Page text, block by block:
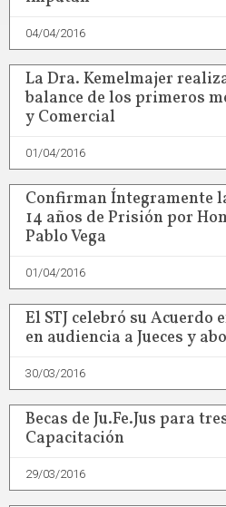
04/04/2016
La Dra. Kemelmajer
balance de los primeros
y Comercial
01/04/2016
Confirman Íntegramente
14 años de Prisión por
Pablo Vega
01/04/2016
El STJ celebró su Acuerdo
en audiencia a Jueces y
30/03/2016
Becas de Ju.Fe.Jus para
Capacitación
29/03/2016